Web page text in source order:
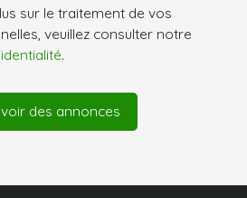
sur le traitement de vos
veuillez consulter notre
.
des annonces